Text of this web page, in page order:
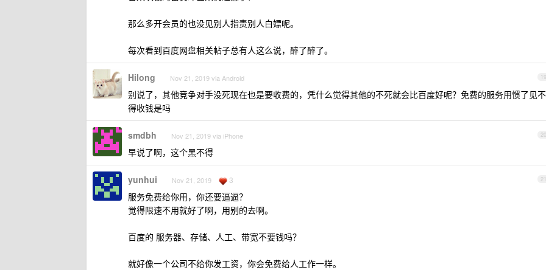
那么多开会员的也没见别人指责别人白嫖呢。
每次看到百度网盘相关帖子总有人这么说，醉了醉了。
19
Hilong Nov 21, 2019 via Android
别说了，其他竞争对手没死现在也是要收费的，凭什么觉得其他的不死就会比百度好呢？免费的服务用惯了见不
得收钱是吗
20
smdbh Nov 21, 2019 via iPhone
早说了啊，这个黑不得
21
yunhui Nov 21, 2019 3
服务免费给你用，你还要逼逼？
觉得限速不用就好了啊，用别的去啊。
百度的 服务器、存储、人工、带宽不要钱吗？
就好像一个公司不给你发工资，你会免费给人工作一样。